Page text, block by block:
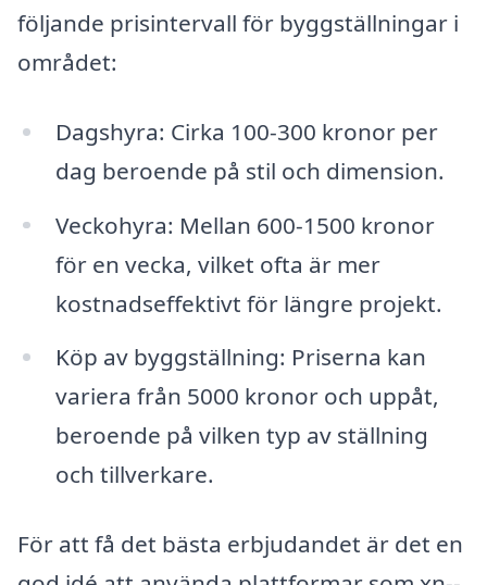
följande prisintervall för byggställningar i
området:
Dagshyra: Cirka 100-300 kronor per
dag beroende på stil och dimension.
Veckohyra: Mellan 600-1500 kronor
för en vecka, vilket ofta är mer
kostnadseffektivt för längre projekt.
Köp av byggställning: Priserna kan
variera från 5000 kronor och uppåt,
beroende på vilken typ av ställning
och tillverkare.
För att få det bästa erbjudandet är det en